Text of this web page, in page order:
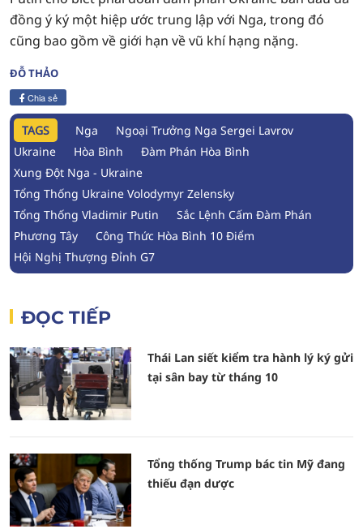
đồng ý ký một hiệp ước trung lập với Nga, trong đó
cũng bao gồm về giới hạn về vũ khí hạng nặng.
ĐỖ THẢO
Chia sẻ
TAGS Nga
Ngoại Trưởng Nga Sergei Lavrov
Ukraine
Hòa Bình
Đàm Phán Hòa Bình
Xung Đột Nga - Ukraine
Tổng Thống Ukraine Volodymyr Zelensky
Tổng Thống Vladimir Putin
Sắc Lệnh Cấm Đàm Phán
Phương Tây
Công Thức Hòa Bình 10 Điểm
Hội Nghị Thượng Đỉnh G7
ĐỌC TIẾP
Thái Lan siết kiểm tra hành lý ký gửi
tại sân bay từ tháng 10
Tổng thống Trump bác tin Mỹ đang
thiếu đạn dược